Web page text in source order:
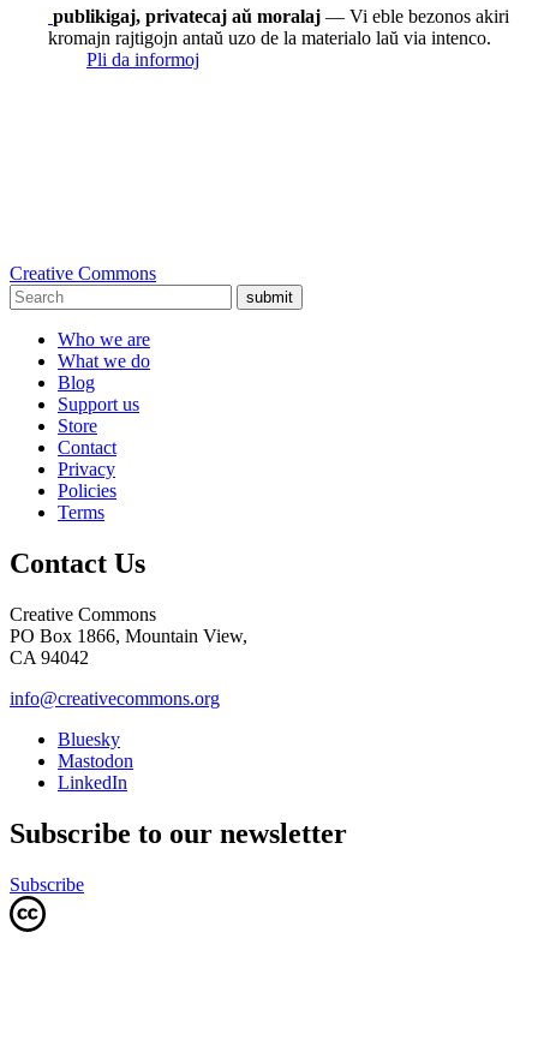
publikigaj, privatecaj aŭ moralaj — Vi eble bezonos akiri
kromajn rajtigojn antaŭ uzo de la materialo laŭ via intenco.
Pli da informoj
Creative Commons
submit
Who we are
What we do
Blog
Support us
Store
Contact
Privacy
Policies
Terms
Contact Us
Creative Commons
PO Box 1866, Mountain View,
CA 94042
info@creativecommons.org
Bluesky
Mastodon
LinkedIn
Subscribe to our newsletter
Subscribe